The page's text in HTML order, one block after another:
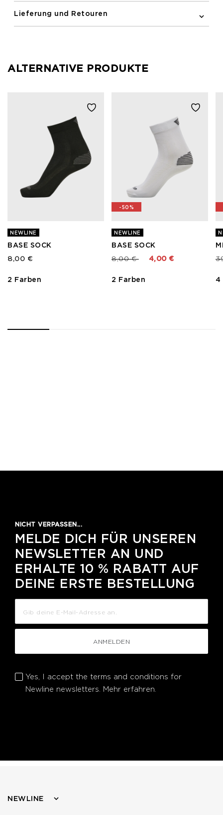
Lieferung und Retouren
ALTERNATIVE PRODUKTE
NEWLINE
BASE SOCK
8,00 €
2 Farben
-50%
NEWLINE
BASE SOCK
Preis reduziert von
8,00 €bis 4,00 €
2 Farben 4
NICHT VERPASSEN...
MELDE DICH FÜR UNSEREN
NEWSLETTER AN UND
ERHALTE 10 % RABATT AUF
DEINE ERSTE BESTELLUNG
ANMELDEN
Yes, I accept the terms and conditions for
Newline newsletters. Mehr erfahren.
NEWLINE